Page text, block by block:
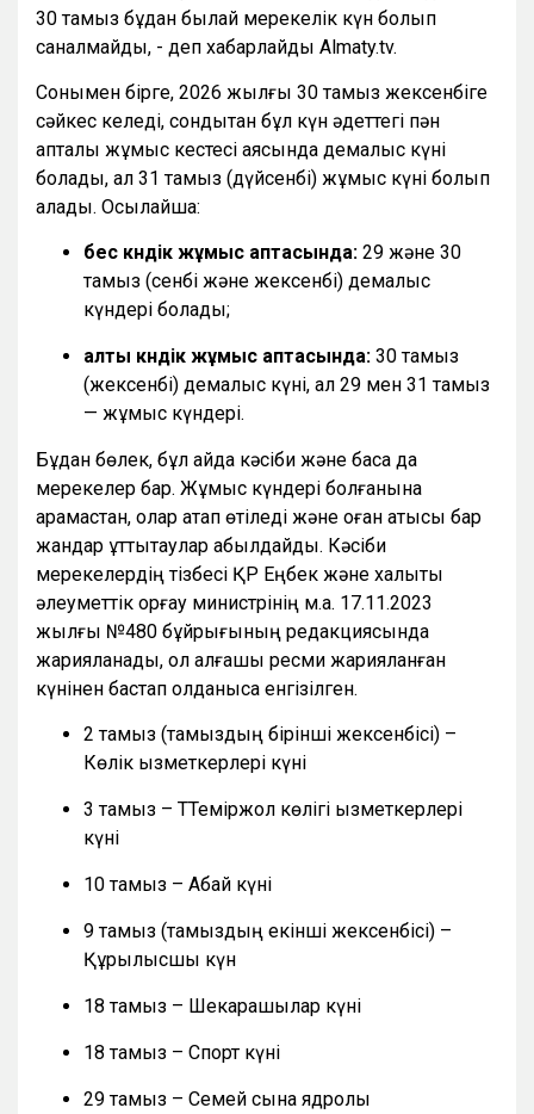
30 тамыз бұдан былай мерекелік күн болып
саналмайды, - деп хабарлайды Almaty.tv.
Сонымен бірге, 2026 жылғы 30 тамыз жексенбіге
сәйкес келеді, сондықтан бұл күн әдеттегі пән
апталық жұмыс кестесі аясында демалыс күні
болады, ал 31 тамыз (дүйсенбі) жұмыс күні болып
қалады. Осылайша:
бес күндік жұмыс аптасында: 29 және 30
тамыз (сенбі және жексенбі) демалыс
күндері болады;
алты күндік жұмыс аптасында: 30 тамыз
(жексенбі) демалыс күні, ал 29 мен 31 тамыз
— жұмыс күндері.
Бұдан бөлек, бұл айда кәсіби және басқа да
мерекелер бар. Жұмыс күндері болғанына
қарамастан, олар атап өтіледі және оған қатысы бар
жандар құттықтаулар қабылдайды. Кәсіби
мерекелердің тізбесі ҚР Еңбек және халықты
әлеуметтік қорғау министрінің м.а. 17.11.2023
жылғы №480 бұйрығының редакциясында
жарияланады, ол алғашқы ресми жарияланған
күнінен бастап қолданысқа енгізілген.
2 тамыз (тамыздың бірінші жексенбісі) –
Көлік қызметкерлері күні
3 тамыз – ТТеміржол көлігі қызметкерлері
күні
10 тамыз – Абай күні
9 тамыз (тамыздың екінші жексенбісі) –
Құрылысшы күн
18 тамыз – Шекарашылар күні
18 тамыз – Спорт күні
29 тамыз – Семей сынақ ядролық